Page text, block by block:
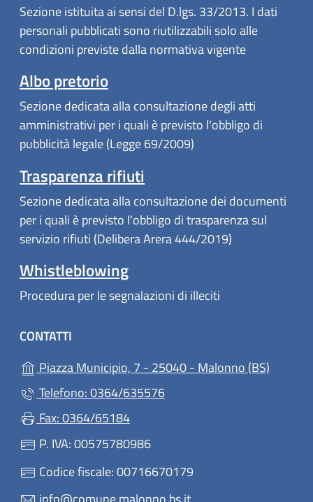
Sezione istituita ai sensi del D.lgs. 33/2013. I dati
personali pubblicati sono riutilizzabili solo alle
condizioni previste dalla normativa vigente
Albo pretorio
Sezione dedicata alla consultazione degli atti
amministrativi per i quali è previsto l'obbligo di
pubblicità legale (Legge 69/2009)
Trasparenza rifiuti
Sezione dedicata alla consultazione dei documenti
per i quali è previsto l'obbligo di trasparenza sul
servizio rifiuti (Delibera Arera 444/2019)
Whistleblowing
Procedura per le segnalazioni di illeciti
CONTATTI
Piazza Municipio, 7 - 25040 - Malonno (BS)
Telefono: 0364/635576
Fax: 0364/65184
P. IVA: 00575780986
Codice fiscale: 00716670179